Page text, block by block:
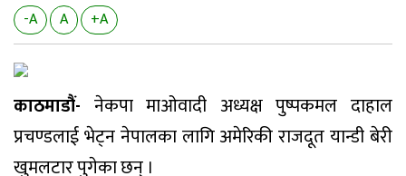
-A A +A
काठमाडौं- नेकपा माओवादी अध्यक्ष पुष्पकमल दाहाल
प्रचण्डलाई भेट्न नेपालका लागि अमेरिकी राजदूत यान्डी बेरी
खुमलटार पुगेका छन् ।